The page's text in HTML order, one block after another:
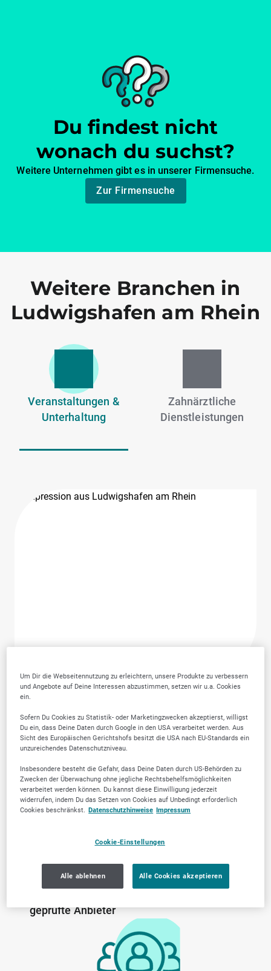
Du findest nicht
wonach du suchst?
Weitere Unternehmen gibt es in unserer Firmensuche.
Zur Firmensuche
Weitere Branchen in
Ludwigshafen am Rhein
Veranstaltungen &
Unterhaltung
Zahnärztliche
Dienstleistungen
Warum SELLWERK
Trusted Firmen wählen?
geprüfte Anbieter
Um Dir die Webseitennutzung zu erleichtern, unsere Produkte zu verbessern
und Angebote auf Deine Interessen abzustimmen, setzen wir u.a. Cookies
ein.
Sofern Du Cookies zu Statistik- oder Marketingzwecken akzeptierst, willigst
Du ein, dass Deine Daten durch Google in den USA verarbeitet werden. Aus
Sicht des Europäischen Gerichtshofs besitzt die USA nach EU-Standards ein
unzureichendes Datenschutzniveau.
Insbesondere besteht die Gefahr, dass Deine Daten durch US-Behörden zu
Zwecken der Überwachung ohne jegliche Rechtsbehelfsmöglichkeiten
verarbeitet werden können. Du kannst diese Einwilligung jederzeit
widerrufen, indem Du das Setzen von Cookies auf Unbedingt erforderlich
Cookies beschränkst. Datenschutzhinweise Impressum
Cookie-Einstellungen
Alle ablehnen Alle Cookies akzeptieren